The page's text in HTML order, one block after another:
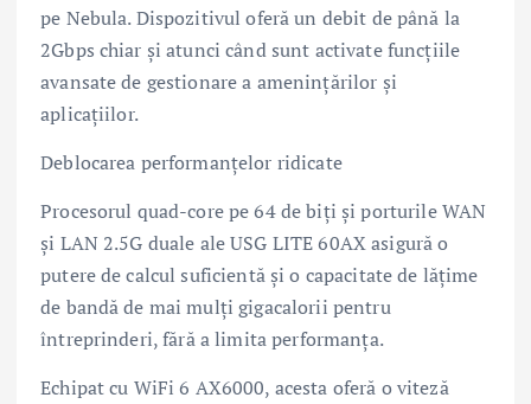
pe Nebula. Dispozitivul oferă un debit de până la
2Gbps chiar și atunci când sunt activate funcțiile
avansate de gestionare a amenințărilor și
aplicațiilor.
Deblocarea performanțelor ridicate
Procesorul quad-core pe 64 de biți și porturile WAN
și LAN 2.5G duale ale USG LITE 60AX asigură o
putere de calcul suficientă și o capacitate de lățime
de bandă de mai mulți gigacalorii pentru
întreprinderi, fără a limita performanța.
Echipat cu WiFi 6 AX6000, acesta oferă o viteză